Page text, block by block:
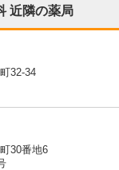
近隣の薬局
32-34
30番地6